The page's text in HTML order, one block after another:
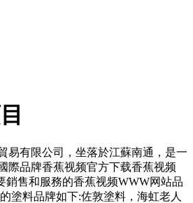
限公司，坐落於江蘇南通，是一
際品牌香蕉视频官方下载香蕉视频
要銷售和服務的香蕉视频WWW网站品
料品牌如下:佐敦塗料，海虹老人